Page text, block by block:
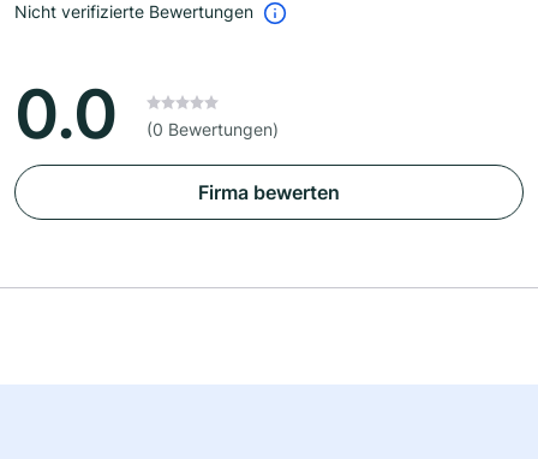
Nicht verifizierte Bewertungen
0.0 (0 Bewertungen)
Firma bewerten